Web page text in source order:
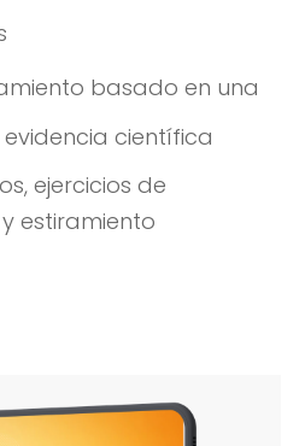
basado en una
científica
ejercicios de
estiramiento